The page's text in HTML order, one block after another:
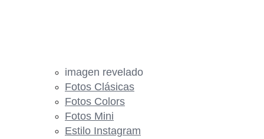
imagen revelado
Fotos Clásicas
Fotos Colors
Fotos Mini
Estilo Instagram